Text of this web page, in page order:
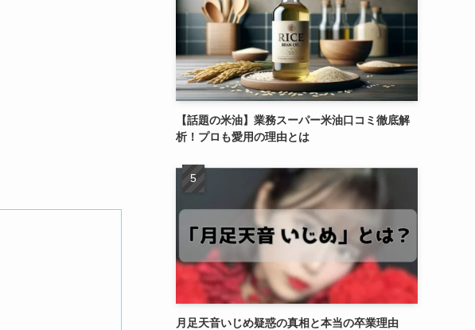
【話題の米油】業務スーパー米油口コミ徹底解
析！プロも愛用の理由とは
月足天音いじめ疑惑の真相と本当の卒業理由